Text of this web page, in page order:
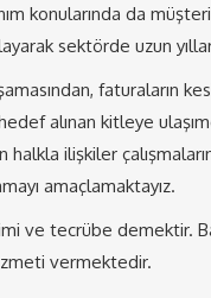
konularında da
sektörde uzun
faturaların
alınan kitleye
halkla ilişkiler
amaçlamaktayız.
ve tecrübe demektir.
vermektedir.